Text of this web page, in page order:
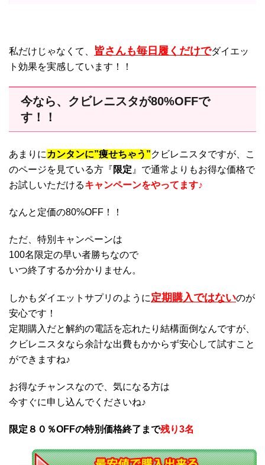
私だけじゃなくて、 皆さんも毎日履くだけでダイエッ
ト効果を実感しています！！
今なら、クビレニスタが80%OFFで
す！！
あまりに カンタンに”痩せちゃう”クビレニスタですが、こ
のページを見ている方『限定 』で通常よりもお得な価格で
お試しいただけるキャンペーンをやってます♪
なんと定価の80%OFF！！
ただ、特別キャンペーンは
100名限定の早い者勝ちなので
いつ終了するか分かりません。
しかもダイエットサプリのように定期購入ではないのが
安心です！
定期購入だと解約の電話を忘れたり結構面倒なんですが、
クビレニスタなら余計な出費もかからず安心して試すこと
ができますね♪
お得なチャンスなので、気になる方は
今すぐに申し込んでくださいね♪
限定８０％OFFの特別価格終了まで